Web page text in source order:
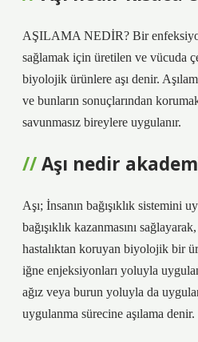
AŞILAMA NEDİR? Bir
sağlamak için üretilen ve vücuda
biyolojik ürünlere aşı denir.
ve bunların sonuçlarından
savunmasız bireylere uygulanır.
Aşı nedir
Aşı; İnsanın bağışıklık sistemini
bağışıklık kazanmasını
hastalıktan koruyan biyolojik bir
iğne enjeksiyonları yoluyla
ağız veya burun yoluyla da
uygulanma sürecine aşılama denir.